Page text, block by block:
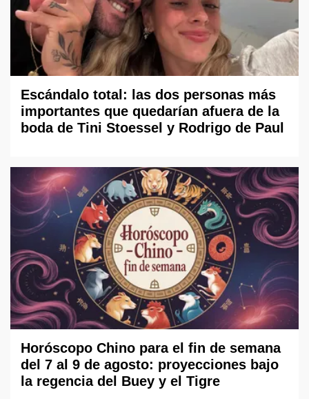
Escándalo total: las dos personas más
importantes que quedarían afuera de la
boda de Tini Stoessel y Rodrigo de Paul
Horóscopo Chino para el fin de semana
del 7 al 9 de agosto: proyecciones bajo
la regencia del Buey y el Tigre